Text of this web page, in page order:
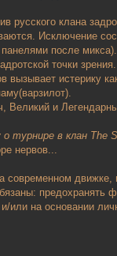
русского клана
Исключение
после микса).
точки зрения.
вызывает истерику
Великий и
турнире в клан The
нервов...
движке,
предохранять
или на основании